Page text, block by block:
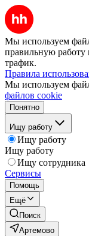
Мы используем
правильную работу
трафик.
Правила
Мы используем
файлов cookie
Понятно
Ищу работу
Ищу работу
Ищу работу
Ищу сотрудника
Сервисы
Помощь
Ещё
Поиск
Артемово